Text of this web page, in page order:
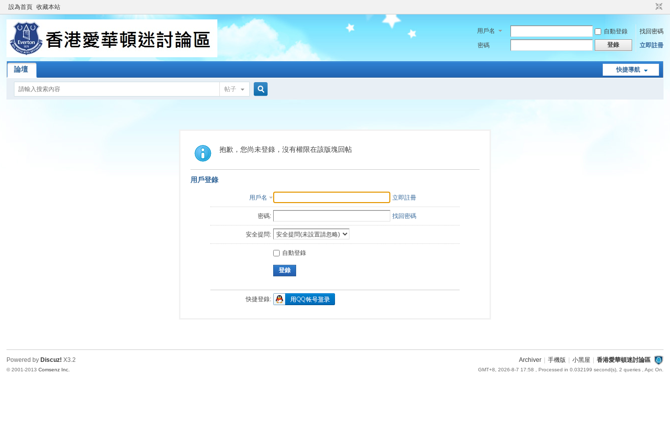
設為首頁 收藏本站
用戶名 自動登錄
找回密碼
密碼
登錄 立即註冊
快捷導航
論壇
帖子
索
抱歉，您尚未登錄，沒有權限在該版塊回帖
用戶登錄
用戶名 立即註冊
密碼: 找回密碼
安全提問:
自動登錄
登錄
快捷登錄:
Archiver 手機版 小黑屋 香港愛華頓迷討論區
GMT+8, 2026-8-7 17:58 , Processed in 0.032199 second(s), 2 queries , Apc On.
Powered by Discuz! X3.2
© 2001-2013Comsenz Inc.